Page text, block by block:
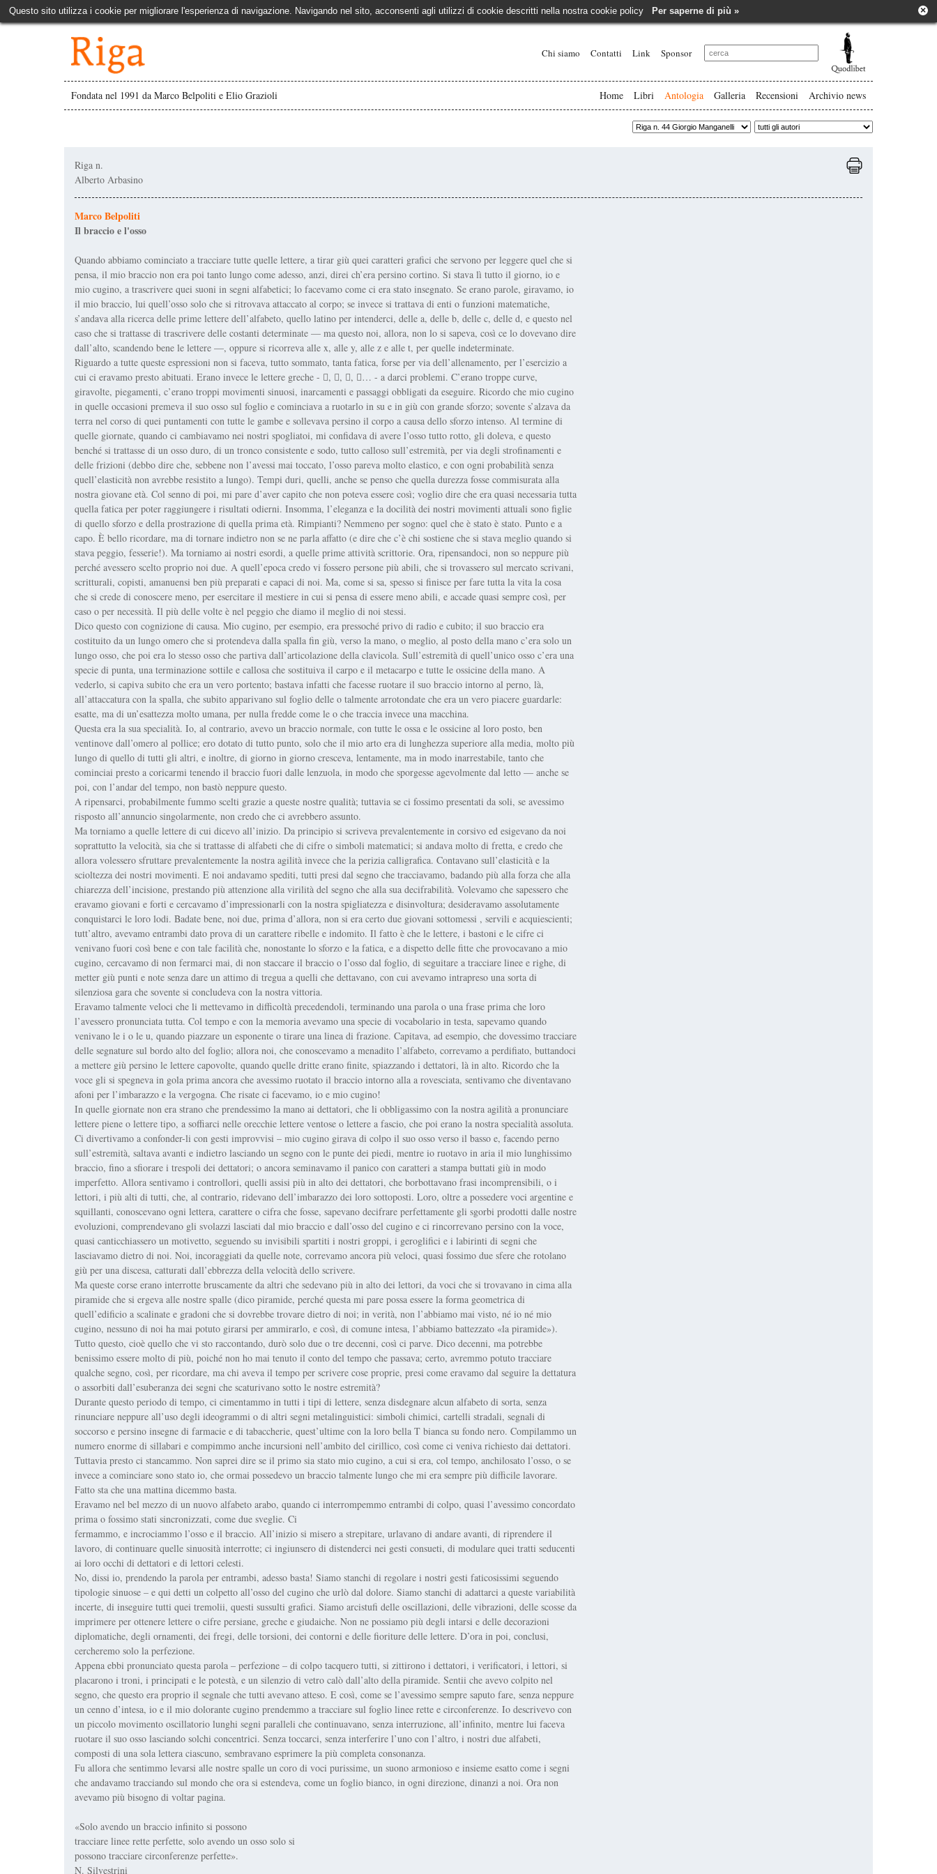
Questo sito utilizza i cookie per migliorare l'esperienza di navigazione. Navigando nel sito, acconsenti agli utilizzi di cookie descritti nella nostra cookie policy Per saperne di più » ×
Chi siamo Contatti Link Sponsor
Fondata nel 1991 da Marco Belpoliti e Elio Grazioli Home Libri Antologia Galleria Recensioni Archivio news
Riga n.
Alberto Arbasino
Marco Belpoliti
Il braccio e l'osso
Quando abbiamo cominciato a tracciare tutte quelle lettere, a tirar giù quei caratteri grafici che servono per leggere quel che si
pensa, il mio braccio non era poi tanto lungo come adesso, anzi, direi ch’era persino cortino. Si stava lì tutto il giorno, io e
mio cugino, a trascrivere quei suoni in segni alfabetici; lo facevamo come ci era stato insegnato. Se erano parole, giravamo, io
il mio braccio, lui quell’osso solo che si ritrovava attaccato al corpo; se invece si trattava di enti o funzioni matematiche,
s’andava alla ricerca delle prime lettere dell’alfabeto, quello latino per intenderci, delle a, delle b, delle c, delle d, e questo nel
caso che si trattasse di trascrivere delle costanti determinate — ma questo noi, allora, non lo si sapeva, così ce lo dovevano dire
dall’alto, scandendo bene le lettere —, oppure si ricorreva alle x, alle y, alle z e alle t, per quelle indeterminate.
Riguardo a tutte queste espressioni non si faceva, tutto sommato, tanta fatica, forse per via dell’allenamento, per l’esercizio a
cui ci eravamo presto abituati. Erano invece le lettere greche - , , , … - a darci problemi. C’erano troppe curve,
giravolte, piegamenti, c’erano troppi movimenti sinuosi, inarcamenti e passaggi obbligati da eseguire. Ricordo che mio cugino
in quelle occasioni premeva il suo osso sul foglio e cominciava a ruotarlo in su e in giù con grande sforzo; sovente s’alzava da
terra nel corso di quei puntamenti con tutte le gambe e sollevava persino il corpo a causa dello sforzo intenso. Al termine di
quelle giornate, quando ci cambiavamo nei nostri spogliatoi, mi confidava di avere l’osso tutto rotto, gli doleva, e questo
benché si trattasse di un osso duro, di un tronco consistente e sodo, tutto calloso sull’estremità, per via degli strofinamenti e
delle frizioni (debbo dire che, sebbene non l’avessi mai toccato, l’osso pareva molto elastico, e con ogni probabilità senza
quell’elasticità non avrebbe resistito a lungo). Tempi duri, quelli, anche se penso che quella durezza fosse commisurata alla
nostra giovane età. Col senno di poi, mi pare d’aver capito che non poteva essere così; voglio dire che era quasi necessaria tutta
quella fatica per poter raggiungere i risultati odierni. Insomma, l’eleganza e la docilità dei nostri movimenti attuali sono figlie
di quello sforzo e della prostrazione di quella prima età. Rimpianti? Nemmeno per sogno: quel che è stato è stato. Punto e a
capo. È bello ricordare, ma di tornare indietro non se ne parla affatto (e dire che c’è chi sostiene che si stava meglio quando si
stava peggio, fesserie!). Ma torniamo ai nostri esordi, a quelle prime attività scrittorie. Ora, ripensandoci, non so neppure più
perché avessero scelto proprio noi due. A quell’epoca credo vi fossero persone più abili, che si trovassero sul mercato scrivani,
scritturali, copisti, amanuensi ben più preparati e capaci di noi. Ma, come si sa, spesso si finisce per fare tutta la vita la cosa
che si crede di conoscere meno, per esercitare il mestiere in cui si pensa di essere meno abili, e accade quasi sempre così, per
caso o per necessità. Il più delle volte è nel peggio che diamo il meglio di noi stessi.
Dico questo con cognizione di causa. Mio cugino, per esempio, era pressoché privo di radio e cubito; il suo braccio era
costituito da un lungo omero che si protendeva dalla spalla fin giù, verso la mano, o meglio, al posto della mano c’era solo un
lungo osso, che poi era lo stesso osso che partiva dall’articolazione della clavicola. Sull’estremità di quell’unico osso c’era una
specie di punta, una terminazione sottile e callosa che sostituiva il carpo e il metacarpo e tutte le ossicine della mano. A
vederlo, si capiva subito che era un vero portento; bastava infatti che facesse ruotare il suo braccio intorno al perno, là,
all’attaccatura con la spalla, che subito apparivano sul foglio delle o talmente arrotondate che era un vero piacere guardarle:
esatte, ma di un’esattezza molto umana, per nulla fredde come le o che traccia invece una macchina.
Questa era la sua specialità. Io, al contrario, avevo un braccio normale, con tutte le ossa e le ossicine al loro posto, ben
ventinove dall’omero al pollice; ero dotato di tutto punto, solo che il mio arto era di lunghezza superiore alla media, molto più
lungo di quello di tutti gli altri, e inoltre, di giorno in giorno cresceva, lentamente, ma in modo inarrestabile, tanto che
cominciai presto a coricarmi tenendo il braccio fuori dalle lenzuola, in modo che sporgesse agevolmente dal letto — anche se
poi, con l’andar del tempo, non bastò neppure questo.
A ripensarci, probabilmente fummo scelti grazie a queste nostre qualità; tuttavia se ci fossimo presentati da soli, se avessimo
risposto all’annuncio singolarmente, non credo che ci avrebbero assunto.
Ma torniamo a quelle lettere di cui dicevo all’inizio. Da principio si scriveva prevalentemente in corsivo ed esigevano da noi
soprattutto la velocità, sia che si trattasse di alfabeti che di cifre o simboli matematici; si andava molto di fretta, e credo che
allora volessero sfruttare prevalentemente la nostra agilità invece che la perizia calligrafica. Contavano sull’elasticità e la
scioltezza dei nostri movimenti. E noi andavamo spediti, tutti presi dal segno che tracciavamo, badando più alla forza che alla
chiarezza dell’incisione, prestando più attenzione alla virilità del segno che alla sua decifrabilità. Volevamo che sapessero che
eravamo giovani e forti e cercavamo d’impressionarli con la nostra spigliatezza e disinvoltura; desideravamo assolutamente
conquistarci le loro lodi. Badate bene, noi due, prima d’allora, non si era certo due giovani sottomessi , servili e acquiescienti;
tutt’altro, avevamo entrambi dato prova di un carattere ribelle e indomito. Il fatto è che le lettere, i bastoni e le cifre ci
venivano fuori così bene e con tale facilità che, nonostante lo sforzo e la fatica, e a dispetto delle fitte che provocavano a mio
cugino, cercavamo di non fermarci mai, di non staccare il braccio o l’osso dal foglio, di seguitare a tracciare linee e righe, di
metter giù punti e note senza dare un attimo di tregua a quelli che dettavano, con cui avevamo intrapreso una sorta di
silenziosa gara che sovente si concludeva con la nostra vittoria.
Eravamo talmente veloci che li mettevamo in difficoltà precedendoli, terminando una parola o una frase prima che loro
l’avessero pronunciata tutta. Col tempo e con la memoria avevamo una specie di vocabolario in testa, sapevamo quando
venivano le i o le u, quando piazzare un esponente o tirare una linea di frazione. Capitava, ad esempio, che dovessimo tracciare
delle segnature sul bordo alto del foglio; allora noi, che conoscevamo a menadito l’alfabeto, correvamo a perdifiato, buttandoci
a mettere giù persino le lettere capovolte, quando quelle dritte erano finite, spiazzando i dettatori, là in alto. Ricordo che la
voce gli si spegneva in gola prima ancora che avessimo ruotato il braccio intorno alla a rovesciata, sentivamo che diventavano
afoni per l’imbarazzo e la vergogna. Che risate ci facevamo, io e mio cugino!
In quelle giornate non era strano che prendessimo la mano ai dettatori, che li obbligassimo con la nostra agilità a pronunciare
lettere piene o lettere tipo, a soffiarci nelle orecchie lettere ventose o lettere a fascio, che poi erano la nostra specialità assoluta.
Ci divertivamo a confonder-li con gesti improvvisi – mio cugino girava di colpo il suo osso verso il basso e, facendo perno
sull’estremità, saltava avanti e indietro lasciando un segno con le punte dei piedi, mentre io ruotavo in aria il mio lunghissimo
braccio, fino a sfiorare i trespoli dei dettatori; o ancora seminavamo il panico con caratteri a stampa buttati giù in modo
imperfetto. Allora sentivamo i controllori, quelli assisi più in alto dei dettatori, che borbottavano frasi incomprensibili, o i
lettori, i più alti di tutti, che, al contrario, ridevano dell’imbarazzo dei loro sottoposti. Loro, oltre a possedere voci argentine e
squillanti, conoscevano ogni lettera, carattere o cifra che fosse, sapevano decifrare perfettamente gli sgorbi prodotti dalle nostre
evoluzioni, comprendevano gli svolazzi lasciati dal mio braccio e dall’osso del cugino e ci rincorrevano persino con la voce,
quasi canticchiassero un motivetto, seguendo su invisibili spartiti i nostri groppi, i geroglifici e i labirinti di segni che
lasciavamo dietro di noi. Noi, incoraggiati da quelle note, correvamo ancora più veloci, quasi fossimo due sfere che rotolano
giù per una discesa, catturati dall’ebbrezza della velocità dello scrivere.
Ma queste corse erano interrotte bruscamente da altri che sedevano più in alto dei lettori, da voci che si trovavano in cima alla
piramide che si ergeva alle nostre spalle (dico piramide, perché questa mi pare possa essere la forma geometrica di
quell’edificio a scalinate e gradoni che si dovrebbe trovare dietro di noi; in verità, non l’abbiamo mai visto, né io né mio
cugino, nessuno di noi ha mai potuto girarsi per ammirarlo, e così, di comune intesa, l’abbiamo battezzato «la piramide»).
Tutto questo, cioè quello che vi sto raccontando, durò solo due o tre decenni, così ci parve. Dico decenni, ma potrebbe
benissimo essere molto di più, poiché non ho mai tenuto il conto del tempo che passava; certo, avremmo potuto tracciare
qualche segno, così, per ricordare, ma chi aveva il tempo per scrivere cose proprie, presi come eravamo dal seguire la dettatura
o assorbiti dall’esuberanza dei segni che scaturivano sotto le nostre estremità?
Durante questo periodo di tempo, ci cimentammo in tutti i tipi di lettere, senza disdegnare alcun alfabeto di sorta, senza
rinunciare neppure all’uso degli ideogrammi o di altri segni metalinguistici: simboli chimici, cartelli stradali, segnali di
soccorso e persino insegne di farmacie e di tabaccherie, quest’ultime con la loro bella T bianca su fondo nero. Compilammo un
numero enorme di sillabari e compimmo anche incursioni nell’ambito del cirillico, così come ci veniva richiesto dai dettatori.
Tuttavia presto ci stancammo. Non saprei dire se il primo sia stato mio cugino, a cui si era, col tempo, anchilosato l’osso, o se
invece a cominciare sono stato io, che ormai possedevo un braccio talmente lungo che mi era sempre più difficile lavorare.
Fatto sta che una mattina dicemmo basta.
Eravamo nel bel mezzo di un nuovo alfabeto arabo, quando ci interrompemmo entrambi di colpo, quasi l’avessimo concordato
prima o fossimo stati sincronizzati, come due sveglie. Ci
fermammo, e incrociammo l’osso e il braccio. All’inizio si misero a strepitare, urlavano di andare avanti, di riprendere il
lavoro, di continuare quelle sinuosità interrotte; ci ingiunsero di distenderci nei gesti consueti, di modulare quei tratti seducenti
ai loro occhi di dettatori e di lettori celesti.
No, dissi io, prendendo la parola per entrambi, adesso basta! Siamo stanchi di regolare i nostri gesti faticosissimi seguendo
tipologie sinuose – e qui detti un colpetto all’osso del cugino che urlò dal dolore. Siamo stanchi di adattarci a queste variabilità
incerte, di inseguire tutti quei tremolii, questi sussulti grafici. Siamo arcistufi delle oscillazioni, delle vibrazioni, delle scosse da
imprimere per ottenere lettere o cifre persiane, greche e giudaiche. Non ne possiamo più degli intarsi e delle decorazioni
diplomatiche, degli ornamenti, dei fregi, delle torsioni, dei contorni e delle fioriture delle lettere. D’ora in poi, conclusi,
cercheremo solo la perfezione.
Appena ebbi pronunciato questa parola – perfezione – di colpo tacquero tutti, si zittirono i dettatori, i verificatori, i lettori, si
placarono i troni, i principati e le potestà, e un silenzio di vetro calò dall’alto della piramide. Sentii che avevo colpito nel
segno, che questo era proprio il segnale che tutti avevano atteso. E così, come se l’avessimo sempre saputo fare, senza neppure
un cenno d’intesa, io e il mio dolorante cugino prendemmo a tracciare sul foglio linee rette e circonferenze. Io descrivevo con
un piccolo movimento oscillatorio lunghi segni paralleli che continuavano, senza interruzione, all’infinito, mentre lui faceva
ruotare il suo osso lasciando solchi concentrici. Senza toccarci, senza interferire l’uno con l’altro, i nostri due alfabeti,
composti di una sola lettera ciascuno, sembravano esprimere la più completa consonanza.
Fu allora che sentimmo levarsi alle nostre spalle un coro di voci purissime, un suono armonioso e insieme esatto come i segni
che andavamo tracciando sul mondo che ora si estendeva, come un foglio bianco, in ogni direzione, dinanzi a noi. Ora non
avevamo più bisogno di voltar pagina.
«Solo avendo un braccio infinito si possono
tracciare linee rette perfette, solo avendo un osso solo si
possono tracciare circonferenze perfette».
N. Silvestrini